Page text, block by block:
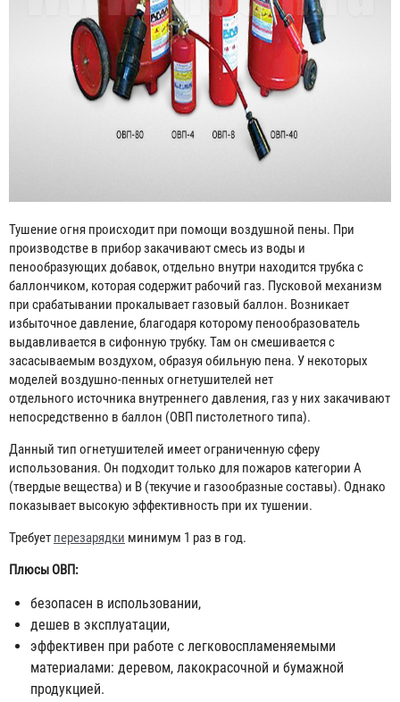
Тушение огня происходит при помощи воздушной пены. При
производстве в прибор закачивают смесь из воды и
пенообразующих добавок, отдельно внутри находится трубка с
баллончиком, которая содержит рабочий газ. Пусковой механизм
при срабатывании прокалывает газовый баллон. Возникает
избыточное давление, благодаря которому пенообразователь
выдавливается в сифонную трубку. Там он смешивается с
засасываемым воздухом, образуя обильную пена. У некоторых
моделей воздушно-пенных огнетушителей нет
отдельного источника внутреннего давления, газ у них закачивают
непосредственно в баллон (ОВП пистолетного типа).
Данный тип огнетушителей имеет ограниченную сферу
использования. Он подходит только для пожаров категории А
(твердые вещества) и В (текучие и газообразные составы). Однако
показывает высокую эффективность при их тушении.
Требует перезарядки минимум 1 раз в год.
Плюсы ОВП:
безопасен в использовании,
дешев в эксплуатации,
эффективен при работе с легковоспламеняемыми
материалами: деревом, лакокрасочной и бумажной
продукцией.